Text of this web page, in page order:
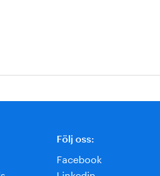
Följ oss:
Facebook